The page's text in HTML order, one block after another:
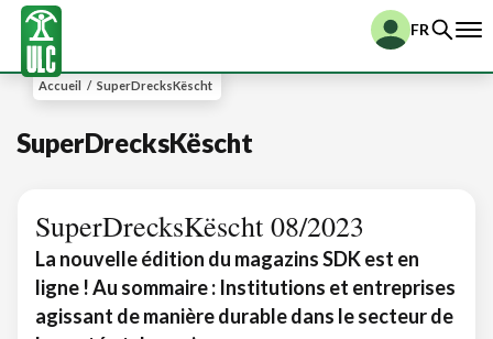
FR
Accueil / SuperDrecksKëscht
SuperDrecksKëscht
SuperDrecksKëscht 08/2023
La nouvelle édition du magazins SDK est en
ligne ! Au sommaire : Institutions et entreprises
agissant de manière durable dans le secteur de